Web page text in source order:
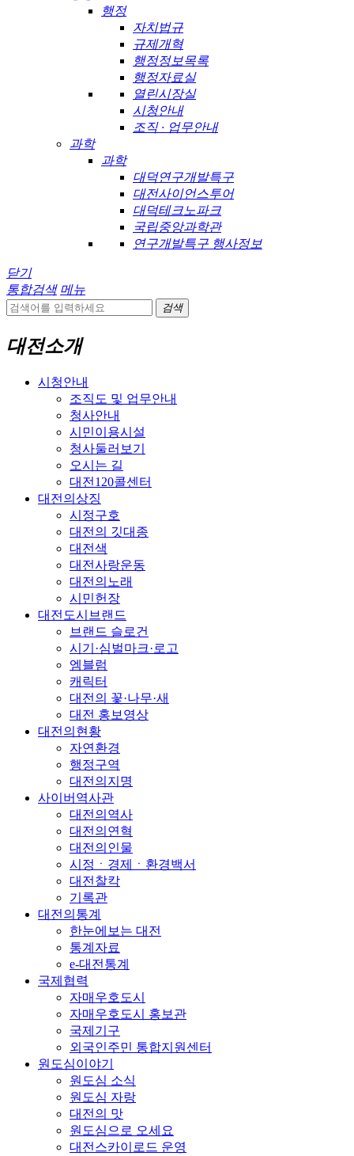
행정
자치법규
규제개혁
행정정보목록
행정자료실
열린시장실
시청안내
조직 · 업무안내
과학
과학
대덕연구개발특구
대전사이언스투어
대덕테크노파크
국립중앙과학관
연구개발특구 행사정보
닫기
통합검색 메뉴
검색
대전소개
시청안내
조직도 및 업무안내
청사안내
시민이용시설
청사둘러보기
오시는 길
대전120콜센터
대전의상징
시정구호
대전의 깃대종
대전색
대전사랑운동
대전의노래
시민헌장
대전도시브랜드
브랜드 슬로건
시기·심벌마크·로고
엠블럼
캐릭터
대전의 꽃·나무·새
대전 홍보영상
대전의현황
자연환경
행정구역
대전의지명
사이버역사관
대전의역사
대전의연혁
대전의인물
시정ㆍ경제ㆍ환경백서
대전찰칵
기록관
대전의통계
한눈에보는 대전
통계자료
e-대전통계
국제협력
자매우호도시
자매우호도시 홍보관
국제기구
외국인주민 통합지원센터
원도심이야기
원도심 소식
원도심 자랑
대전의 맛
원도심으로 오세요
대전스카이로드 운영